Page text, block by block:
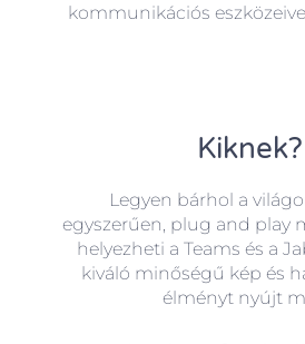
Kiknek?
Legyen bárhol a
egyszerűen, plug and play
helyezheti a Teams és a
kiváló minőségű kép és
élményt nyújt
kommunikációs